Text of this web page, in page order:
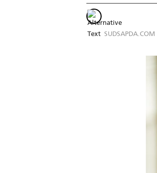
SUDSAPDA.COM